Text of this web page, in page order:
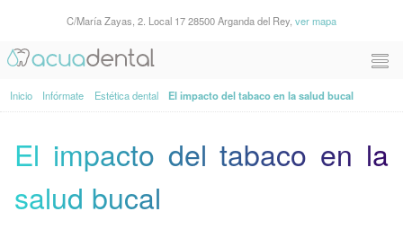
C/María Zayas, 2. Local 17 28500 Arganda del Rey, ver mapa
Inicio Infórmate Estética dental El impacto del tabaco en la salud bucal
El impacto del tabaco en la
salud bucal